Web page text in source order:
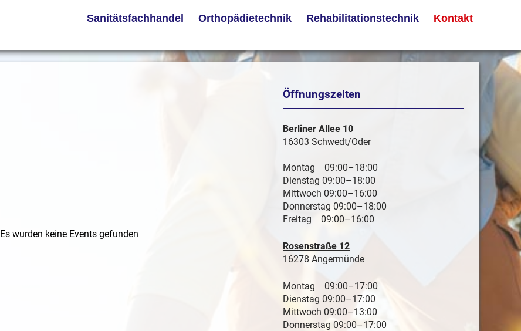
Sanitätsfachhandel Orthopädietechnik Rehabilitationstechnik Kontakt
Es wurden keine Events gefunden
Öffnungszeiten
Berliner Allee 10
16303 Schwedt/Oder
Montag 09:00–18:00
Dienstag 09:00–18:00
Mittwoch 09:00–16:00
Donnerstag 09:00–18:00
Freitag 09:00–16:00
Rosenstraße 12
16278 Angermünde
Montag 09:00–17:00
Dienstag 09:00–17:00
Mittwoch 09:00–13:00
Donnerstag 09:00–17:00